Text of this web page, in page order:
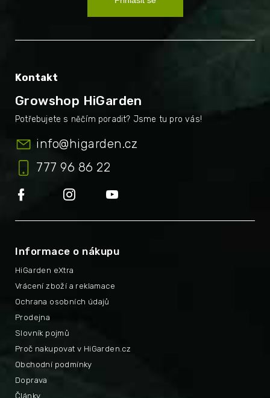
Kontakt
Growshop HiGarden
info@higarden.cz
777 96 86 22
Informace o nákupu
HiGarden eXtra
Proč nakupovat v HiGarden.cz
Vrácení zboží a reklamace
Obchodní podmínky
Ochrana osobních údajů
Doprava
Prodejna
Články
Slovník pojmů